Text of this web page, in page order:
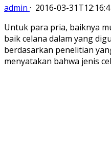
admin · 2016-03-
Untuk para pria, baiknya
baik celana dalam yang
berdasarkan penelitian
menyatakan bahwa jenis